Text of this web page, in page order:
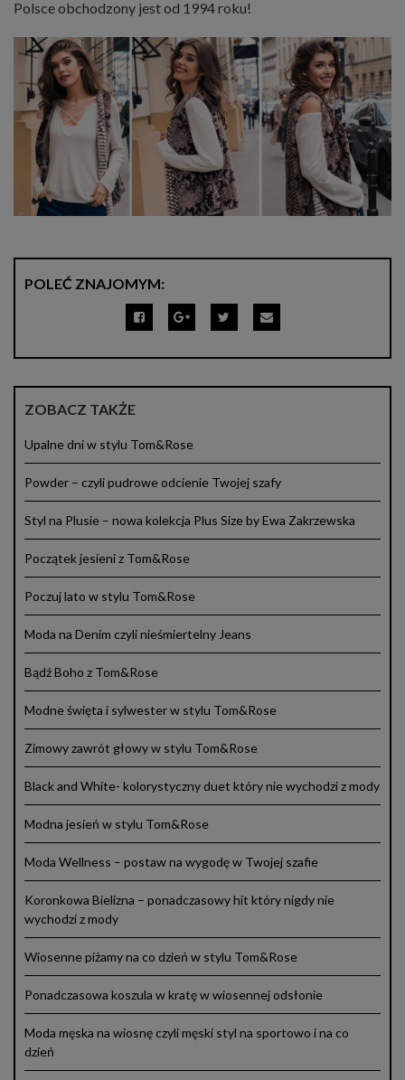
Polsce obchodzony jest od 1994 roku!
POLEĆ ZNAJOMYM:
ZOBACZ TAKŻE
Upalne dni w stylu Tom&Rose
Powder – czyli pudrowe odcienie Twojej szafy
Styl na Plusie – nowa kolekcja Plus Size by Ewa Zakrzewska
Początek jesieni z Tom&Rose
Poczuj lato w stylu Tom&Rose
Moda na Denim czyli nieśmiertelny Jeans
Bądź Boho z Tom&Rose
Modne święta i sylwester w stylu Tom&Rose
Zimowy zawrót głowy w stylu Tom&Rose
Black and White- kolorystyczny duet który nie wychodzi z mody
Modna jesień w stylu Tom&Rose
Moda Wellness – postaw na wygodę w Twojej szafie
Koronkowa Bielizna – ponadczasowy hit który nigdy nie
wychodzi z mody
Wiosenne piżamy na co dzień w stylu Tom&Rose
Ponadczasowa koszula w kratę w wiosennej odsłonie
Moda męska na wiosnę czyli męski styl na sportowo i na co
dzień